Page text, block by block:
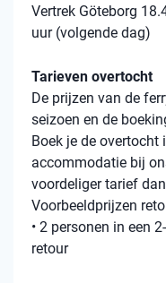
Vertrek Göteborg
uur (volgende dag)
Tarieven overtocht
De prijzen van de
seizoen en de
Boek je de
accommodatie bij
voordeliger tarief
Voorbeeldprijzen
• 2 personen in een
retour